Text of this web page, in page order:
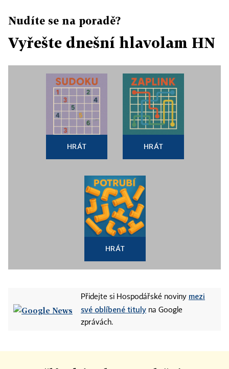
Nudíte se na poradě?
Vyřešte dnešní hlavolam HN
HRÁT HRÁT
HRÁT
Přidejte si Hospodářské noviny mezi
své oblíbené tituly na Google
zprávách.